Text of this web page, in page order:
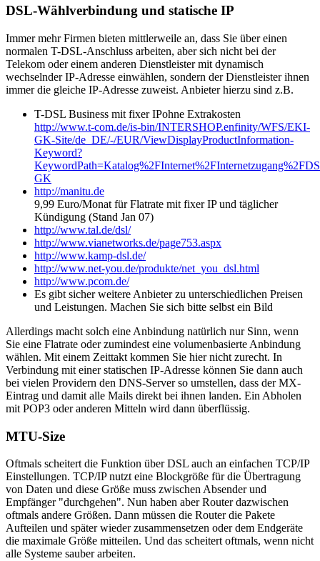
DSL-Wählverbindung und statische IP
Immer mehr Firmen bieten mittlerweile an, dass Sie über einen
normalen T-DSL-Anschluss arbeiten, aber sich nicht bei der
Telekom oder einem anderen Dienstleister mit dynamisch
wechselnder IP-Adresse einwählen, sondern der Dienstleister ihnen
immer die gleiche IP-Adresse zuweist. Anbieter hierzu sind z.B.
T-DSL Business mit fixer IPohne Extrakosten
http://www.t-com.de/is-bin/INTERSHOP.enfinity/WFS/EKI-
GK-Site/de_DE/-/EUR/ViewDisplayProductInformation-
Keyword?
GK
http://manitu.de
9,99 Euro/Monat für Flatrate mit fixer IP und täglicher
Kündigung (Stand Jan 07)
http://www.tal.de/dsl/
http://www.vianetworks.de/page753.aspx
http://www.kamp-dsl.de/
http://www.net-you.de/produkte/net_you_dsl.html
http://www.pcom.de/
Es gibt sicher weitere Anbieter zu unterschiedlichen Preisen
und Leistungen. Machen Sie sich bitte selbst ein Bild
Allerdings macht solch eine Anbindung natürlich nur Sinn, wenn
Sie eine Flatrate oder zumindest eine volumenbasierte Anbindung
wählen. Mit einem Zeittakt kommen Sie hier nicht zurecht. In
Verbindung mit einer statischen IP-Adresse können Sie dann auch
bei vielen Providern den DNS-Server so umstellen, dass der MX-
Eintrag und damit alle Mails direkt bei ihnen landen. Ein Abholen
mit POP3 oder anderen Mitteln wird dann überflüssig.
MTU-Size
Oftmals scheitert die Funktion über DSL auch an einfachen TCP/IP
Einstellungen. TCP/IP nutzt eine Blockgröße für die Übertragung
von Daten und diese Größe muss zwischen Absender und
Empfänger "durchgehen". Nun haben aber Router dazwischen
oftmals andere Größen. Dann müssen die Router die Pakete
Aufteilen und später wieder zusammensetzen oder dem Endgeräte
die maximale Größe mitteilen. Und das scheitert oftmals, wenn nicht
alle Systeme sauber arbeiten.